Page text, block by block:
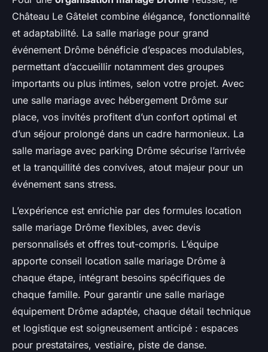
Château Le Gâtelet combine élégance, fonctionnalité
et adaptabilité. La salle mariage pour grand
événement Drôme bénéficie d’espaces modulables,
permettant d’accueillir notamment des groupes
importants ou plus intimes, selon votre projet. Avec
une salle mariage avec hébergement Drôme sur
place, vos invités profitent d’un confort optimal et
d’un séjour prolongé dans un cadre harmonieux. La
salle mariage avec parking Drôme sécurise l’arrivée
et la tranquillité des convives, atout majeur pour un
événement sans stress.
L’expérience est enrichie par des formules location
salle mariage Drôme flexibles, avec devis
personnalisés et offres tout-compris. L’équipe
apporte conseil location salle mariage Drôme à
chaque étape, intégrant besoins spécifiques de
chaque famille. Pour garantir une salle mariage
équipement Drôme adaptée, chaque détail technique
et logistique est soigneusement anticipé : espaces
pour prestataires, vestiaire, piste de danse.